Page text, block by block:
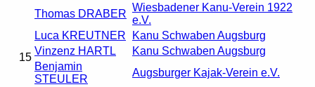
Thomas DRABER
Wiesbadener Kanu-Verein 1922
e.V.
15
Luca KREUTNER
Kanu Schwaben Augsburg
Vinzenz HARTL
Kanu Schwaben Augsburg
Benjamin
STEULER
Augsburger Kajak-Verein e.V.